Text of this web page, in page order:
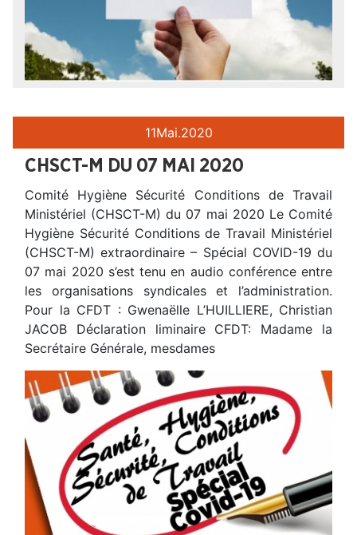
11Mai.2020
CHSCT-M DU 07 MAI 2020
Comité Hygiène Sécurité Conditions de Travail
Ministériel (CHSCT-M) du 07 mai 2020 Le Comité
Hygiène Sécurité Conditions de Travail Ministériel
(CHSCT-M) extraordinaire – Spécial COVID-19 du
07 mai 2020 s’est tenu en audio conférence entre
les organisations syndicales et l’administration.
Pour la CFDT : Gwenaëlle L’HUILLIERE, Christian
JACOB Déclaration liminaire CFDT: Madame la
Secrétaire Générale, mesdames